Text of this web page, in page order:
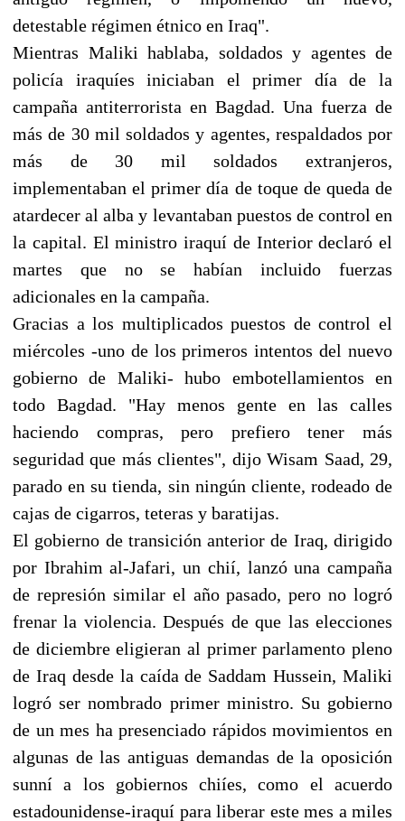
detestable régimen étnico en Iraq".
Mientras Maliki hablaba, soldados y agentes de
policía iraquíes iniciaban el primer día de la
campaña antiterrorista en Bagdad. Una fuerza de
más de 30 mil soldados y agentes, respaldados por
más de 30 mil soldados extranjeros,
implementaban el primer día de toque de queda de
atardecer al alba y levantaban puestos de control en
la capital. El ministro iraquí de Interior declaró el
martes que no se habían incluido fuerzas
adicionales en la campaña.
Gracias a los multiplicados puestos de control el
miércoles -uno de los primeros intentos del nuevo
gobierno de Maliki- hubo embotellamientos en
todo Bagdad. "Hay menos gente en las calles
haciendo compras, pero prefiero tener más
seguridad que más clientes", dijo Wisam Saad, 29,
parado en su tienda, sin ningún cliente, rodeado de
cajas de cigarros, teteras y baratijas.
El gobierno de transición anterior de Iraq, dirigido
por Ibrahim al-Jafari, un chií, lanzó una campaña
de represión similar el año pasado, pero no logró
frenar la violencia. Después de que las elecciones
de diciembre eligieran al primer parlamento pleno
de Iraq desde la caída de Saddam Hussein, Maliki
logró ser nombrado primer ministro. Su gobierno
de un mes ha presenciado rápidos movimientos en
algunas de las antiguas demandas de la oposición
sunní a los gobiernos chiíes, como el acuerdo
estadounidense-iraquí para liberar este mes a miles